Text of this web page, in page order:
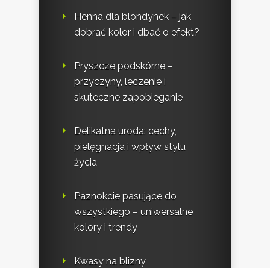
Henna dla blondynek – jak
dobrać kolor i dbać o efekt?
Pryszcze podskórne –
przyczyny, leczenie i
skuteczne zapobieganie
Delikatna uroda: cechy,
pielęgnacja i wpływ stylu
życia
Paznokcie pasujące do
wszystkiego – uniwersalne
kolory i trendy
Kwasy na blizny